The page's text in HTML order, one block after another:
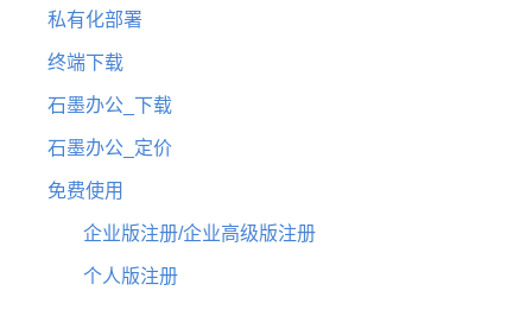
私有化部署
终端下载
石墨办公_下载
石墨办公_定价
免费使用
企业版注册/企业高级版注册
个人版注册